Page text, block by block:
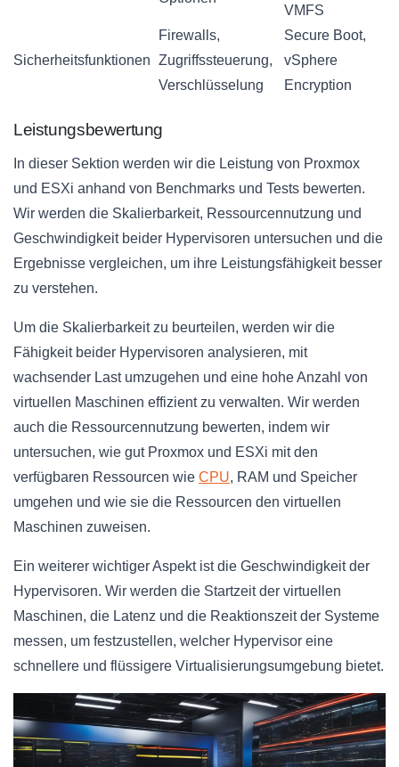
VMFS
Sicherheitsfunktionen
Firewalls,
Zugriffssteuerung,
Verschlüsselung
Secure Boot,
vSphere
Encryption
Leistungsbewertung
In dieser Sektion werden wir die Leistung von Proxmox
und ESXi anhand von Benchmarks und Tests bewerten.
Wir werden die Skalierbarkeit, Ressourcennutzung und
Geschwindigkeit beider Hypervisoren untersuchen und die
Ergebnisse vergleichen, um ihre Leistungsfähigkeit besser
zu verstehen.
Um die Skalierbarkeit zu beurteilen, werden wir die
Fähigkeit beider Hypervisoren analysieren, mit
wachsender Last umzugehen und eine hohe Anzahl von
virtuellen Maschinen effizient zu verwalten. Wir werden
auch die Ressourcennutzung bewerten, indem wir
untersuchen, wie gut Proxmox und ESXi mit den
verfügbaren Ressourcen wie CPU, RAM und Speicher
umgehen und wie sie die Ressourcen den virtuellen
Maschinen zuweisen.
Ein weiterer wichtiger Aspekt ist die Geschwindigkeit der
Hypervisoren. Wir werden die Startzeit der virtuellen
Maschinen, die Latenz und die Reaktionszeit der Systeme
messen, um festzustellen, welcher Hypervisor eine
schnellere und flüssigere Virtualisierungsumgebung bietet.